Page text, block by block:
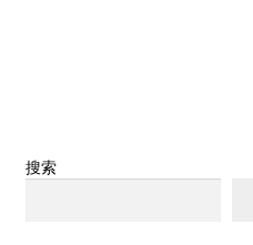
搜索